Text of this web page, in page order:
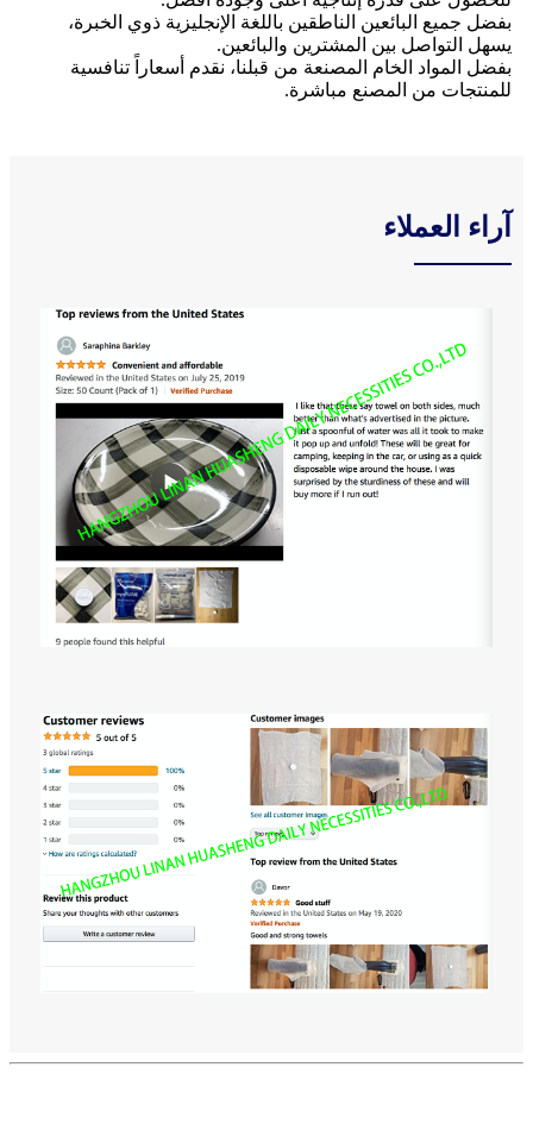
بفضل جميع البائعين الناطقين باللغة الإنجليزية ذوي الخبرة،
يسهل التواصل بين المشترين والبائعين.
بفضل المواد الخام المصنعة من قبلنا، نقدم أسعاراً تنافسية
للمنتجات من المصنع مباشرة.
آراء العملاء